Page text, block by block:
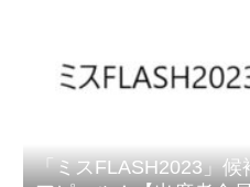
「ミスFLASH2023」候